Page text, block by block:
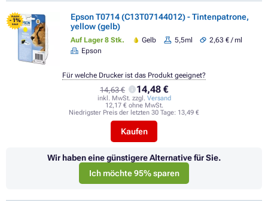
FLASH
- 1%
SALE
Epson T0714 (C13T07144012) - Tintenpatrone,
yellow (gelb)
Auf Lager 8 Stk. Gelb 5,5ml
2,63 € / ml
Epson
14,63 € 14,48 €
inkl. MwSt. zzgl. Versand
12,17 € ohne MwSt.
Niedrigster Preis der letzten 30 Tage: 13,49 €
Kaufen
Für welche Drucker ist das Produkt geeignet?
Wir haben eine günstigere Alternative für Sie.
Ich möchte 95% sparen